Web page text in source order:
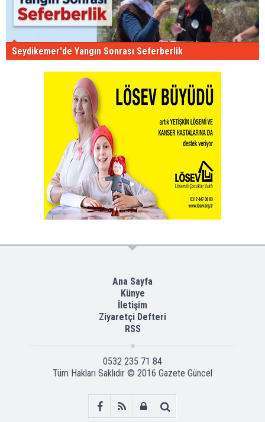
Seydikemer'de Yangın Sonrası Seferberlik
Ana Sayfa
Künye
İletişim
Ziyaretçi Defteri
RSS
0532 235 71 84
Tüm Hakları Saklıdır © 2016 Gazete Güncel